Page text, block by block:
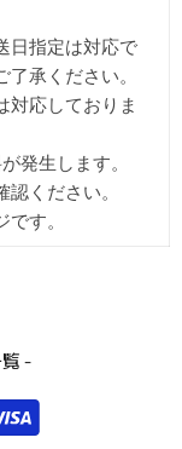
日指定は対応で
承ください。
対応しておりま
発生します。
ください。
す。
-